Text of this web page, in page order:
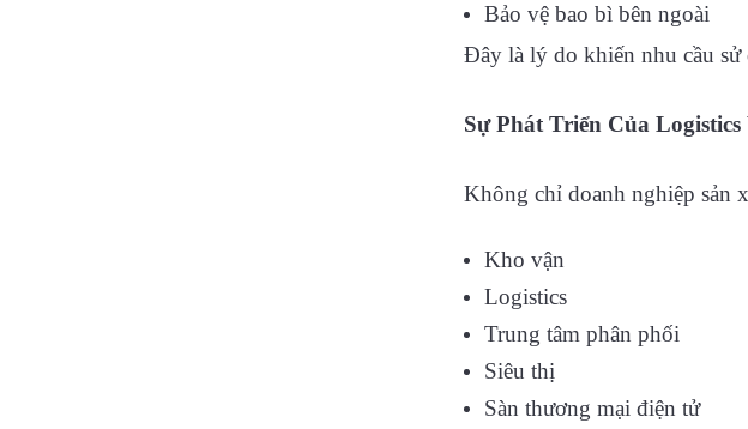
Bảo vệ bao bì bên ngoài
Đây là lý do khiến nhu cầu sử
Sự Phát Triển Của
Không chỉ doanh nghiệp sản
Kho vận
Logistics
Trung tâm phân phối
Siêu thị
Sàn thương mại điện tử